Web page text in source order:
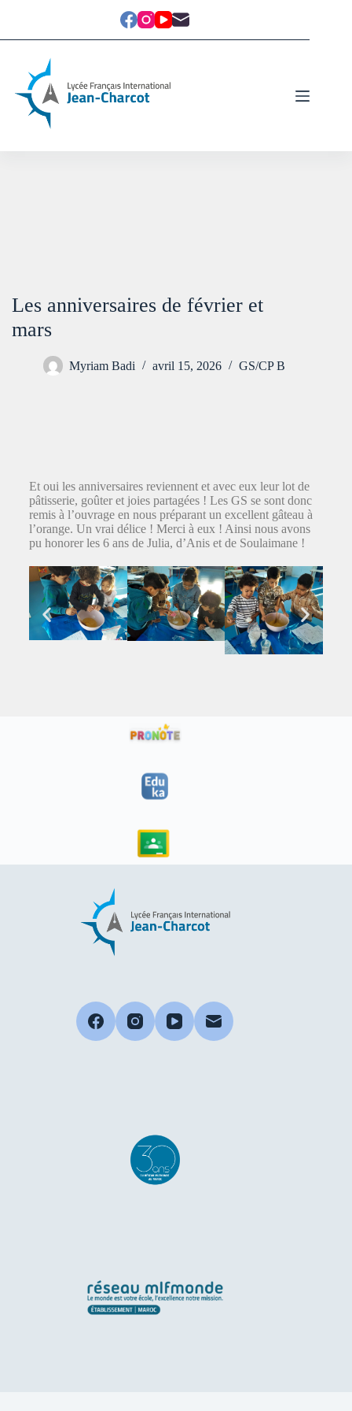
Les anniversaires de février et
mars
Myriam Badi avril 15, 2026 GS/CP B
Et oui les anniversaires reviennent et avec eux leur lot de
pâtisserie, goûter et joies partagées ! Les GS se sont donc
remis à l’ouvrage en nous préparant un excellent gâteau à
l’orange. Un vrai délice ! Merci à eux ! Ainsi nous avons
pu honorer les 6 ans de Julia, d’Anis et de Soulaimane !